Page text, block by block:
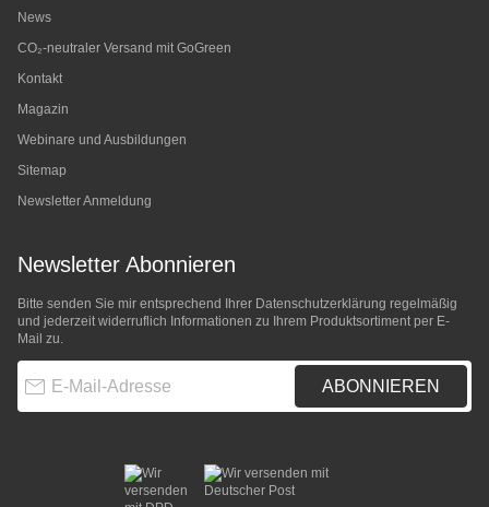
News
CO₂-neutraler Versand mit GoGreen
Kontakt
Magazin
Webinare und Ausbildungen
Sitemap
Newsletter Anmeldung
Newsletter Abonnieren
Bitte senden Sie mir entsprechend Ihrer Datenschutzerklärung regelmäßig
und jederzeit widerruflich Informationen zu Ihrem Produktsortiment per E-
Mail zu.
ABONNIEREN